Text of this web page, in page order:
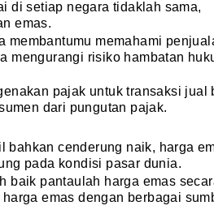
di setiap negara tidaklah sama,
emas.
membantumu memahami
mengurangi risiko hambatan
pajak untuk transaksi jual
dari pungutan pajak.
bahkan cenderung naik, harga
pada kondisi pasar dunia.
baik pantaulah harga emas
emas dengan berbagai